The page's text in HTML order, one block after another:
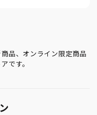
品、オンライン限定商品
です。